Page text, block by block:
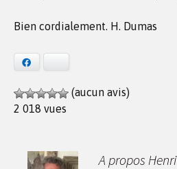
Bien cordialement. H. Dumas
(aucun avis)
2 018 vues
A propos